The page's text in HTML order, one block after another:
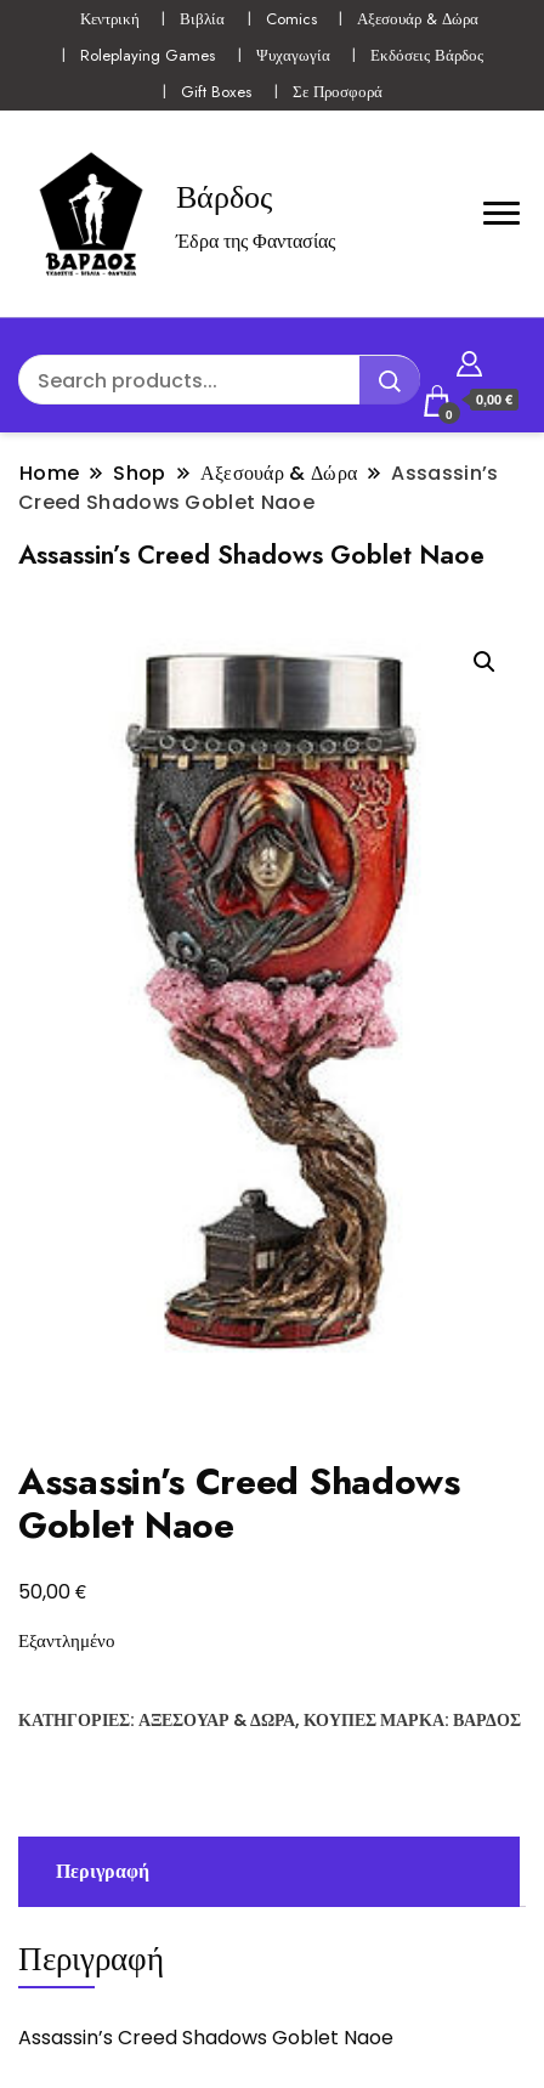
Κεντρική Βιβλία Comics
Αξεσουάρ & Δώρα
Roleplaying Games
Ψυχαγωγία
Εκδόσεις Βάρδος
Gift Boxes
Σε Προσφορά
Βάρδος
Έδρα της Φαντασίας
0
0,00 €
Home Shop Αξεσουάρ & Δώρα
Assassin’s
Creed Shadows Goblet Naoe
Assassin’s Creed Shadows Goblet Naoe
Assassin’s Creed Shadows
Goblet Naoe
50,00€
Εξαντλημένο
ΚΑΤΗΓΟΡΊΕΣ: ΑΞΕΣΟΥΆΡ & ΔΏΡΑ, ΚΟΎΠΕΣΜΆΡΚΑ: ΒΆΡΔΟΣ
Περιγραφή
Περιγραφή
Assassin’s Creed Shadows Goblet Naoe